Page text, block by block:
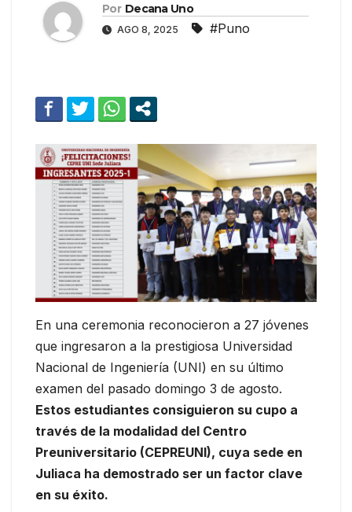
Por Decana Uno
AGO 8, 2025 #Puno
En una ceremonia reconocieron a 27 jóvenes
que ingresaron a la prestigiosa Universidad
Nacional de Ingeniería (UNI) en su último
examen del pasado domingo 3 de agosto.
Estos estudiantes consiguieron su cupo a
través de la modalidad del Centro
Preuniversitario (CEPREUNI), cuya sede en
Juliaca ha demostrado ser un factor clave
en su éxito.